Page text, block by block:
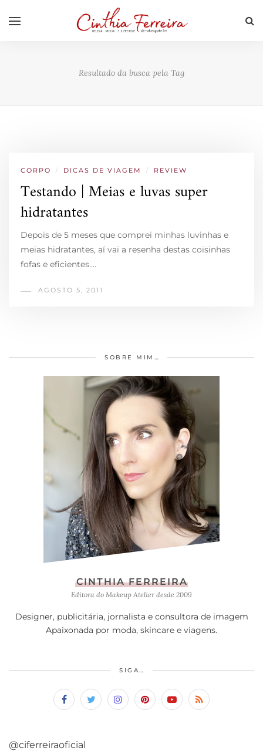
Resultado da busca pela Tag
CORPO / DICAS DE VIAGEM / REVIEW
Testando | Meias e luvas super
hidratantes
Depois de 5 meses que comprei minhas luvinhas e
meias hidratantes, aí vai a resenha destas coisinhas
fofas e eficientes.…
AGOSTO 5, 2011
SOBRE MIM…
CINTHIA FERREIRA
Editora do Makeup Atelier desde 2009
Designer, publicitária, jornalista e consultora de imagem
Apaixonada por moda, skincare e viagens.
SIGA…
@ciferreiraoficial